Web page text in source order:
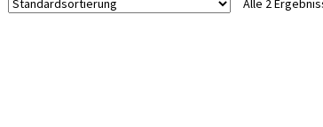
Alle 2